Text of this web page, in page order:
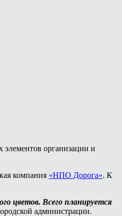
организации и
компания «НПО Дорога». К
цветов. Всего планируется
администрации.